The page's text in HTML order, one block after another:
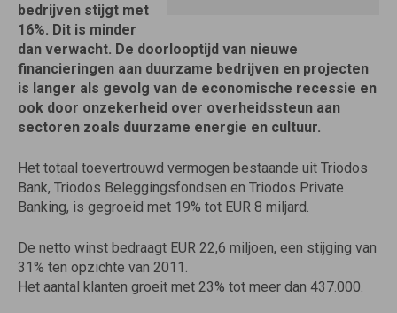
bedrijven stijgt met
16%. Dit is minder
dan verwacht. De doorlooptijd van nieuwe
financieringen aan duurzame bedrijven en projecten
is langer als gevolg van de economische recessie en
ook door onzekerheid over overheidssteun aan
sectoren zoals duurzame energie en cultuur.
Het totaal toevertrouwd vermogen bestaande uit Triodos
Bank, Triodos Beleggingsfondsen en Triodos Private
Banking, is gegroeid met 19% tot EUR 8 miljard.
De netto winst bedraagt EUR 22,6 miljoen, een stijging van
31% ten opzichte van 2011.
Het aantal klanten groeit met 23% tot meer dan 437.000.